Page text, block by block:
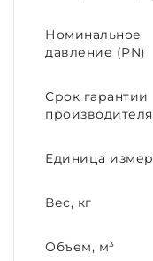
Номинальное
давление (PN)
Срок гарантии
Единица
Вес, кг
Объем, м³